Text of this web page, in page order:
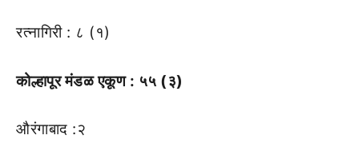
रत्नागिरी : ८ (१)
कोल्हापूर मंडळ एकूण : ५५ (३)
औरंगाबाद :२